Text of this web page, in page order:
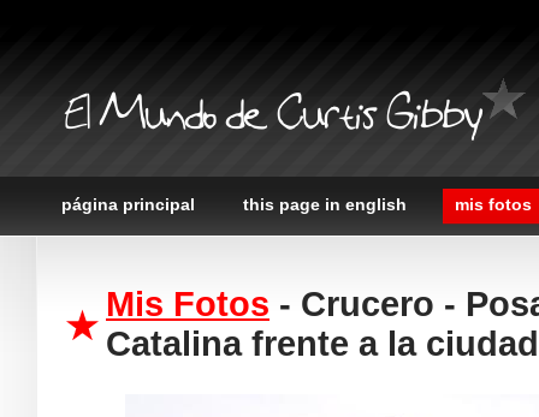
El Mundo de Curtis Gibby
página principal this page in english mis fotos
Mis Fotos - Crucero -
Catalina frente a la